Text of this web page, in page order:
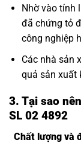
Nhờ vào tính
đã chứng tỏ
công nghiệp
Các nhà sản
quả sản xuất
3. Tại sao
SL 02 4892
Chất lượng và